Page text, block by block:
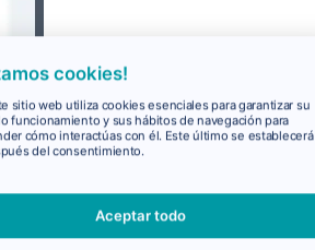
cookies!
sitio web utiliza cookies esenciales para garantizar su
funcionamiento y sus hábitos de navegación para
cómo interactúas con él. Este último se establecerá
del consentimiento.
Aceptar todo